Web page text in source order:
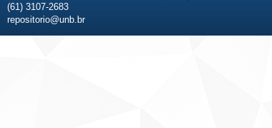
(61) 3107-2683
repositorio@unb.br